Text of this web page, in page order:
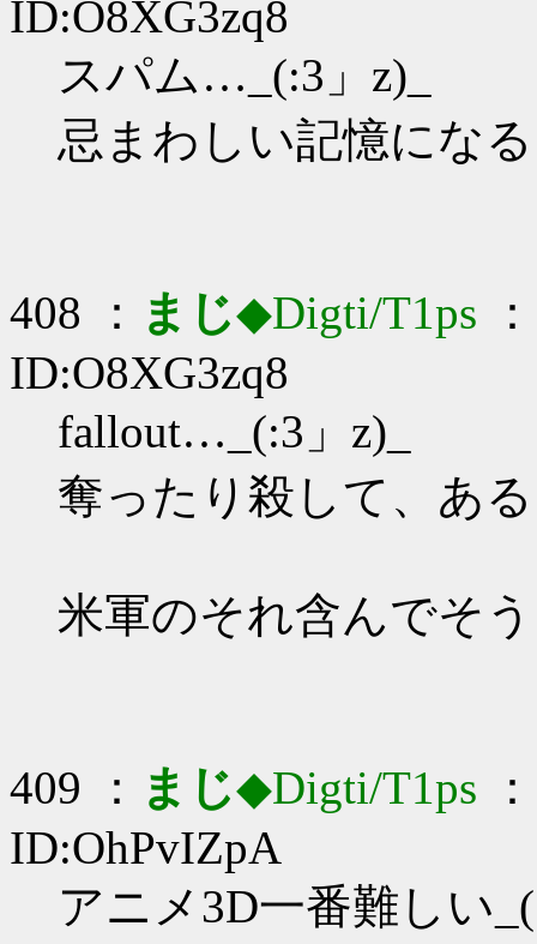
ID:O8XG3zq8
スパム…_(:3」z)_
忌まわしい記憶にな
408 ： まじ◆Digti/T1ps
ID:O8XG3zq8
fallout…_(:3」z)_
奪ったり殺して、あ
米軍のそれ含んでそう
409 ： まじ◆Digti/T1ps
ID:OhPvIZpA
アニメ3D一番難しい